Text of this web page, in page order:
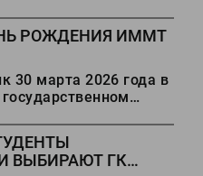
и транспорта
Ю.А
РОЖДЕНИЯ ИММТ
30 марта 2026 года в
прошло
мероприятие,
летию со дня
ВЫБИРАЮТ ГК